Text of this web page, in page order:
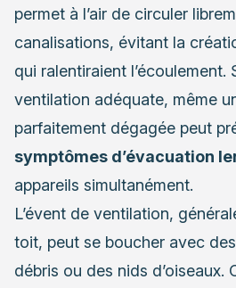
permet à l’air de circuler
canalisations, évitant la
qui ralentiraient l’écoulement.
ventilation adéquate, même
parfaitement dégagée peut
symptômes d’évacuation
appareils simultanément.
L’évent de ventilation,
toit, peut se boucher avec
débris ou des nids d’oiseaux.